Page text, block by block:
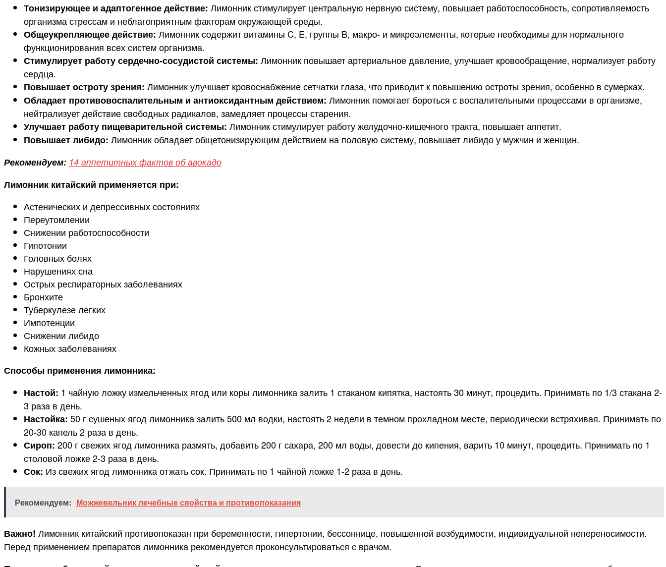
Тонизирующее и адаптогенное действие: Лимонник стимулирует центральную нервную систему, повышает работоспособность, сопротивляемость
организма стрессам и неблагоприятным факторам окружающей среды.
Общеукрепляющее действие: Лимонник содержит витамины C, E, группы B, макро- и микроэлементы, которые необходимы для нормального
функционирования всех систем организма.
Стимулирует работу сердечно-сосудистой системы: Лимонник повышает артериальное давление, улучшает кровообращение, нормализует работу
сердца.
Повышает остроту зрения: Лимонник улучшает кровоснабжение сетчатки глаза, что приводит к повышению остроты зрения, особенно в сумерках.
Обладает противовоспалительным и антиоксидантным действием: Лимонник помогает бороться с воспалительными процессами в организме,
нейтрализует действие свободных радикалов, замедляет процессы старения.
Улучшает работу пищеварительной системы: Лимонник стимулирует работу желудочно-кишечного тракта, повышает аппетит.
Повышает либидо: Лимонник обладает общетонизирующим действием на половую систему, повышает либидо у мужчин и женщин.
Рекомендуем: 14 аппетитных фактов об авокадо
Лимонник китайский применяется при:
Астенических и депрессивных состояниях
Переутомлении
Снижении работоспособности
Гипотонии
Головных болях
Нарушениях сна
Острых респираторных заболеваниях
Бронхите
Туберкулезе легких
Импотенции
Снижении либидо
Кожных заболеваниях
Способы применения лимонника:
Настой: 1 чайную ложку измельченных ягод или коры лимонника залить 1 стаканом кипятка, настоять 30 минут, процедить. Принимать по 1/3 стакана 2-
3 раза в день.
Настойка: 50 г сушеных ягод лимонника залить 500 мл водки, настоять 2 недели в темном прохладном месте, периодически встряхивая. Принимать по
20-30 капель 2 раза в день.
Сироп: 200 г свежих ягод лимонника размять, добавить 200 г сахара, 200 мл воды, довести до кипения, варить 10 минут, процедить. Принимать по 1
столовой ложке 2-3 раза в день.
Сок: Из свежих ягод лимонника отжать сок. Принимать по 1 чайной ложке 1-2 раза в день.
Рекомендуем: Можжевельник лечебные свойства и противопоказания
Важно! Лимонник китайский противопоказан при беременности, гипертонии, бессоннице, повышенной возбудимости, индивидуальной непереносимости.
Перед применением препаратов лимонника рекомендуется проконсультироваться с врачом.